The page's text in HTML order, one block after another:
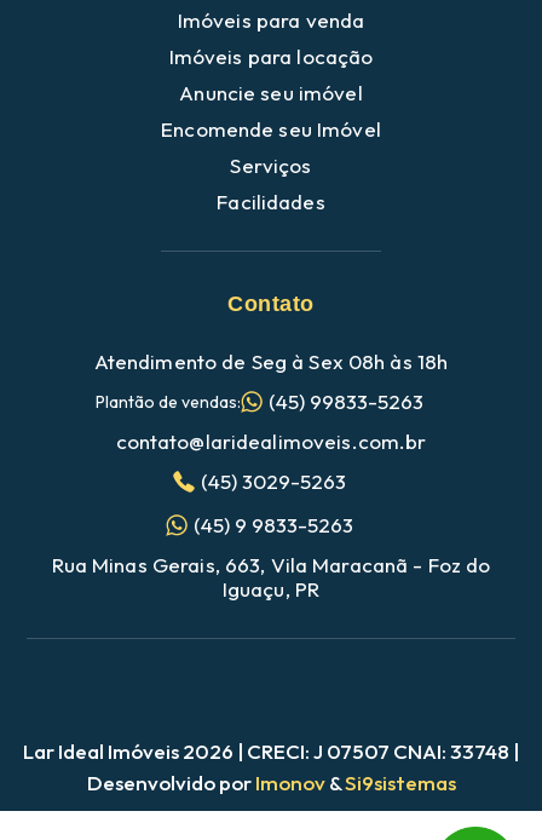
Nosso site utiliza cookies para melhorar a navegação
Ao utilizar este site, você concorda com nossapolítica de cookies e
privacidade. CliqueAQUIpara saber mais.
Imóveis para venda
Imóveis para locação
Anuncie seu imóvel
Encomende seu Imóvel
Serviços
Facilidades
Contato
Atendimento de Seg à Sex 08h às 18h
Plantão de vendas:
(45) 99833-5263
contato@laridealimoveis.com.br
(45) 3029-5263
(45) 9 9833-5263
Rua Minas Gerais, 663, Vila Maracanã - Foz do
Iguaçu, PR
Lar Ideal Imóveis 2026 | CRECI: J 07507 CNAI: 33748 |
Desenvolvido porImonov&Si9sistemas